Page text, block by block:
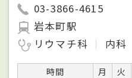
03-3866-4615
岩本町駅
リウマチ科
内科
時間 月 火